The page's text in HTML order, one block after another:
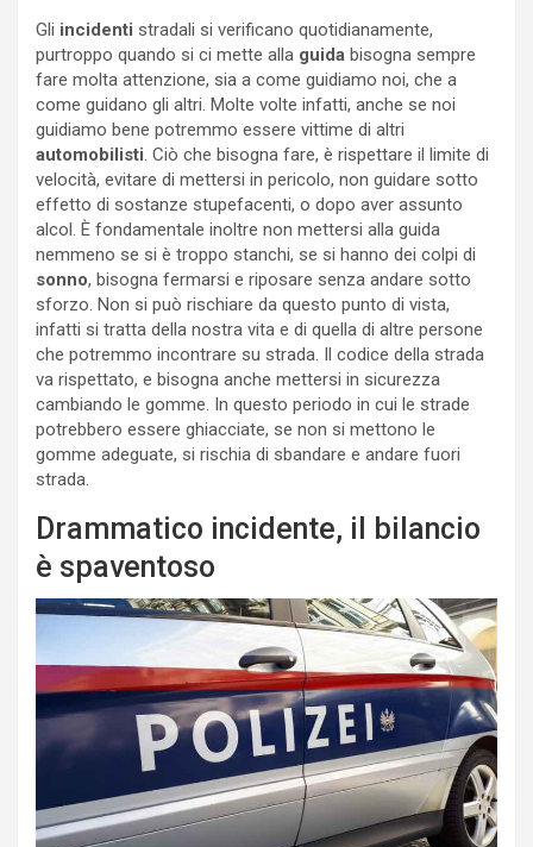
Gli incidenti stradali si verificano quotidianamente,
purtroppo quando si ci mette alla guida bisogna sempre
fare molta attenzione, sia a come guidiamo noi, che a
come guidano gli altri. Molte volte infatti, anche se noi
guidiamo bene potremmo essere vittime di altri
automobilisti. Ciò che bisogna fare, è rispettare il limite di
velocità, evitare di mettersi in pericolo, non guidare sotto
effetto di sostanze stupefacenti, o dopo aver assunto
alcol. È fondamentale inoltre non mettersi alla guida
nemmeno se si è troppo stanchi, se si hanno dei colpi di
sonno, bisogna fermarsi e riposare senza andare sotto
sforzo. Non si può rischiare da questo punto di vista,
infatti si tratta della nostra vita e di quella di altre persone
che potremmo incontrare su strada. Il codice della strada
va rispettato, e bisogna anche mettersi in sicurezza
cambiando le gomme. In questo periodo in cui le strade
potrebbero essere ghiacciate, se non si mettono le
gomme adeguate, si rischia di sbandare e andare fuori
strada.
Drammatico incidente, il bilancio
è spaventoso